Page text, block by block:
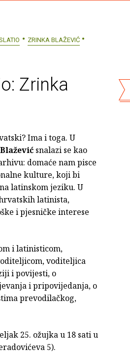
ZRINKA BLAŽEVIĆ
Zrinka
Ima i toga. U
snalazi se kao
domaće nam pisce
kulture, koji bi
latinskom jeziku. U
latinista,
i pjesničke interese
i latinisticom,
voditeljica
i povijesti, o
i pripovijedanja, o
prevodilačkog,
25. ožujka u 18 sati u
5).